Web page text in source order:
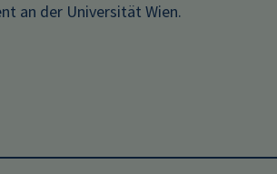
an der Universität Wien.